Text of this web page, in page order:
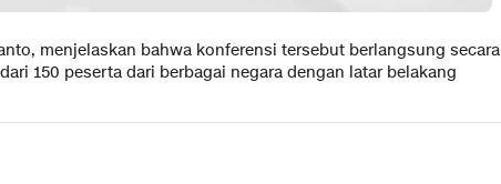
menjelaskan bahwa konferensi tersebut berlangsung secara
150 peserta dari berbagai negara dengan latar belakang